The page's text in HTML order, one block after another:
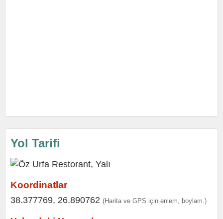
Yol Tarifi
Koordinatlar
38.377769, 26.890762 (Harita ve GPS için enlem, boylam.)